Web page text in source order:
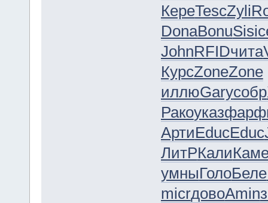
КереTescZyli
DonaBonuSisi
JohnRFIDчита
КурсZoneZone
иллюGaryсобр
Ракоуказфарф
АртиEducEduc
ЛитРКали
умныГолоБеле
micrдовоAmin